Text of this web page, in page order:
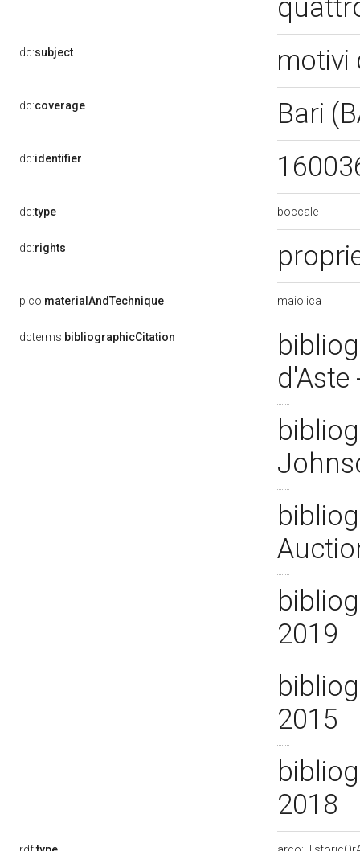
dc:subject motivi
dc:coverage Bari
dc:identifier
dc:type boccale
dc:rights
pico:materialAndTechnique maiolica
dcterms:bibliographicCitation
2019
2015
2018